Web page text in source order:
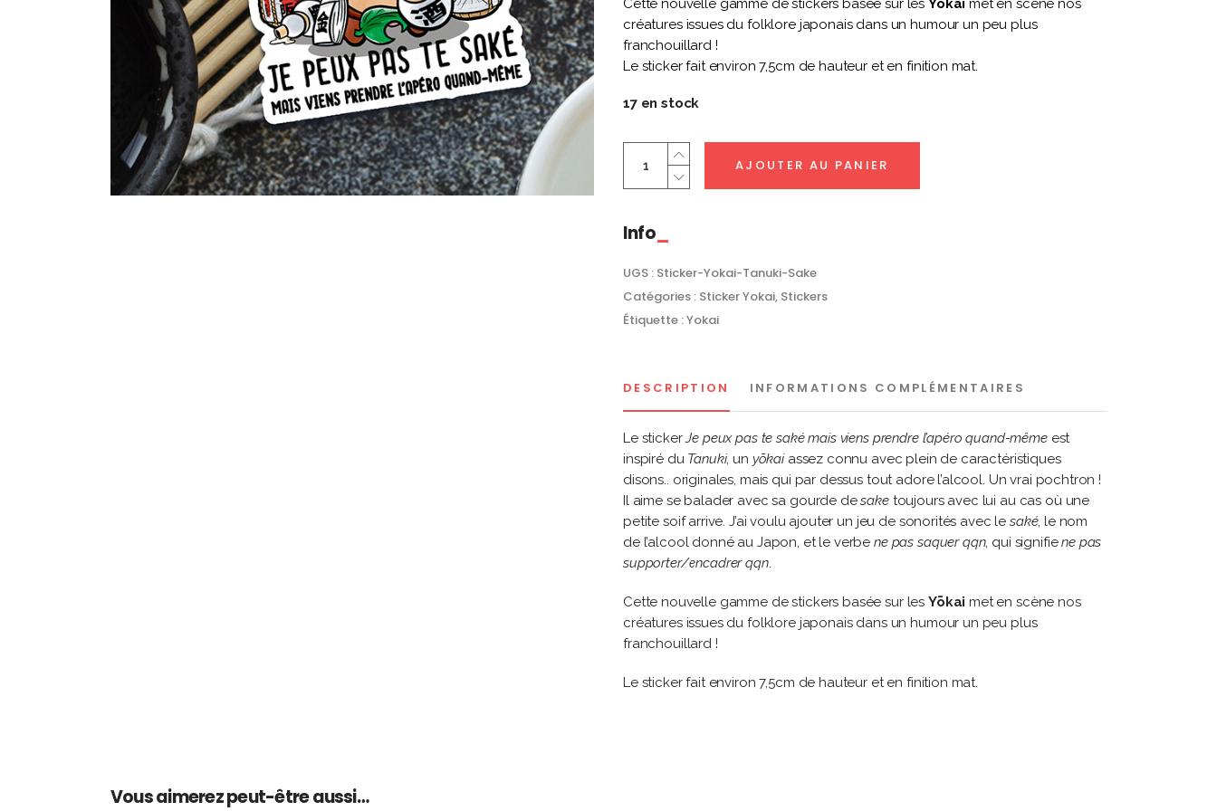
Cette nouvelle gamme de stickers basée sur les Yōkai met en scène nos
créatures issues du folklore japonais dans un humour un peu plus
franchouillard !
Le sticker fait environ 7,5cm de hauteur et en finition mat.
17 en stock
Tanuki
Je
Pas
Saké
quantity
AJOUTER AU PANIER
Info
UGS : Sticker-Yokai-Tanuki-Sake
Catégories : Sticker Yokai, Stickers
Étiquette :Yokai
DESCRIPTION INFORMATIONS COMPLÉMENTAIRES
Le stickerJe peux pas te saké mais viens prendre l’apéro quand-mêmeest
inspiré du Tanuki, un yōkaiassez connu avec plein de caractéristiques
disons.. originales, mais qui par dessus tout adore l’alcool. Un vrai pochtron !
Il aime se balader avec sa gourde desaketoujours avec lui au cas où une
petite soif arrive. J’ai voulu ajouter un jeu de sonorités avec le saké, le nom
de l’alcool donné au Japon, et le verbene pas saquer qqn, qui signifiene pas
supporter/encadrer qqn.
Cette nouvelle gamme de stickers basée sur les Yōkai met en scène nos
créatures issues du folklore japonais dans un humour un peu plus
franchouillard !
Le sticker fait environ 7,5cm de hauteur et en finition mat.
Vous aimerez peut-être aussi…